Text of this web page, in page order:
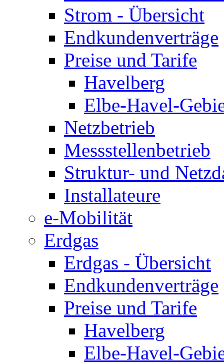
Strom - Übersicht
Endkundenverträge
Preise und Tarife
Havelberg
Elbe-Havel-
Netzbetrieb
Messstellenbetrieb
Struktur- und
Installateure
e-Mobilität
Erdgas
Erdgas - Übersicht
Endkundenverträge
Preise und Tarife
Havelberg
Elbe-Havel-